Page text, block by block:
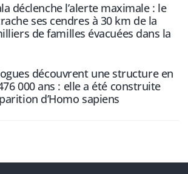
déclenche l’alerte maximale : le
ses cendres à 30 km de la
de familles évacuées dans la
découvrent une structure en
000 ans : elle a été construite
d’Homo sapiens